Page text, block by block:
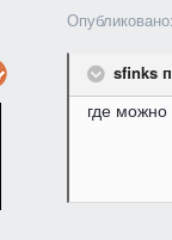
Опубликовано:
sfinks
где можно